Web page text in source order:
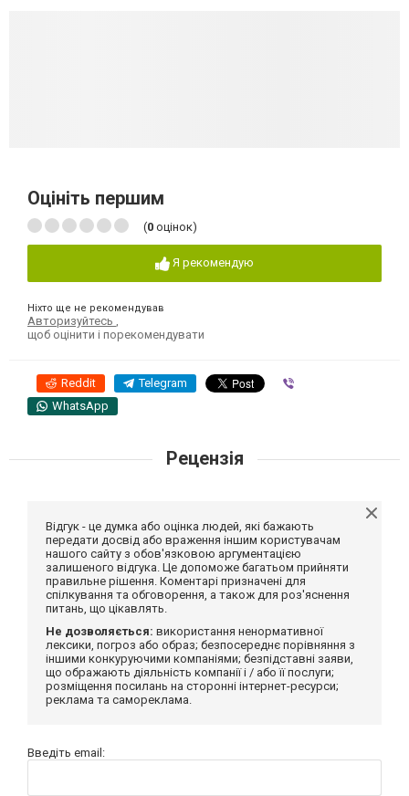
Оцініть першим
(0 оцінок)
Я рекомендую
Ніхто ще не рекомендував
Авторизуйтесь
щоб оцінити і порекомендувати
Reddit Telegram
WhatsApp
Рецензія
Відгук - це думка або оцінка людей, які бажають
передати досвід або враження іншим користувачам
нашого сайту з обов'язковою аргументацією
залишеного відгука. Це допоможе багатьом прийняти
правильне рішення. Коментарі призначені для
спілкування та обговорення, а також для роз'яснення
питань, що цікавлять.
Не дозволяється: використання ненормативної
лексики, погроз або образ; безпосереднє порівняння з
іншими конкуруючими компаніями; безпідставні заяви,
що ображають діяльність компанії і / або її послуги;
розміщення посилань на сторонні інтернет-ресурси;
реклама та самореклама.
Введіть email: